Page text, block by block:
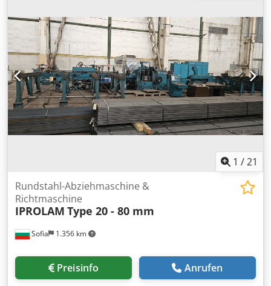
bis Querbalken-Unterkante 1210 mm max. Entfernung
Planscheibe bis Seitenstahlhalter-Unterkante 980 mm max.
Entfernung Planscheibe bis Revolverkopf-Unterkante 1420
mm 18 Spindeldrehzahlen 2,8 - 140 U/min 18
Vorschubstufen 0,063 - 3,15 mm/U Gesamtleistungsbedarf
55 kW Raumbedarf ca. 5300 x 3500 x 4100 mm Steuerung
konventionell
1 /21
Sofia 1.356 km
Rundstahl-Abziehmaschine &
Richtmaschine
IPROLAM Type 20 - 80 mm
Preisinfo Anrufen